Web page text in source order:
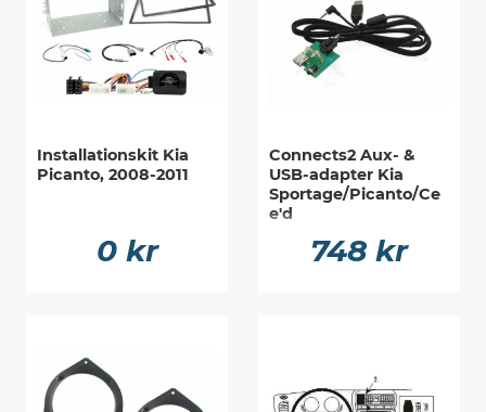
Installationskit Kia
Picanto, 2008-2011
0 kr
Connects2 Aux- &
USB-adapter Kia
Sportage/Picanto/Ce
e'd
748 kr